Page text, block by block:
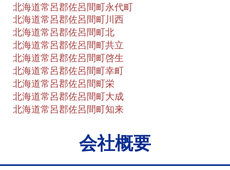
北海道常呂郡佐呂間町永代町
北海道常呂郡佐呂間町川西
北海道常呂郡佐呂間町北
北海道常呂郡佐呂間町共立
北海道常呂郡佐呂間町啓生
北海道常呂郡佐呂間町幸町
北海道常呂郡佐呂間町栄
北海道常呂郡佐呂間町大成
北海道常呂郡佐呂間町知来
会社概要